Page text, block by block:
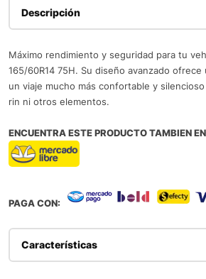
Descripción
Máximo rendimiento y seguridad para tu
165/60R14 75H. Su diseño avanzado
un viaje mucho más confortable y
rin ni otros elementos.
ENCUENTRA ESTE PRODUCTO TAMBIEN
PAGA CON:
Características